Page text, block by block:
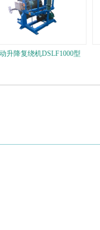
升降复绕机DSLF1000型